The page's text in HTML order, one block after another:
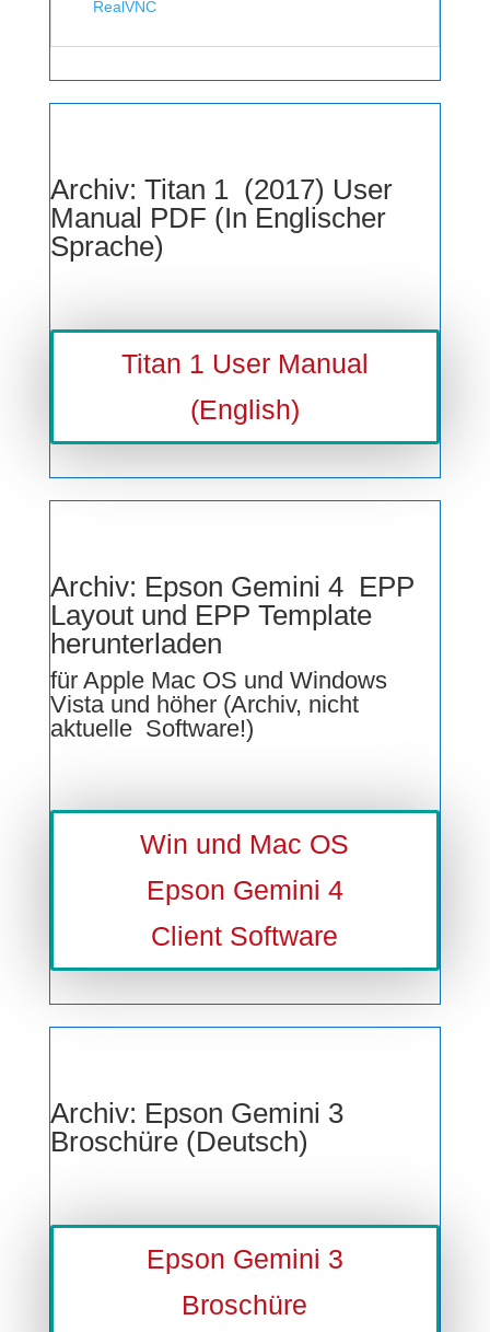
RealVNC
Archiv: Titan 1 (2017) User
Manual PDF (In Englischer
Sprache)
Titan 1 User Manual
(English)
Archiv: Epson Gemini 4 EPP
Layout und EPP Template
herunterladen
für Apple Mac OS und Windows
Vista und höher (Archiv, nicht
aktuelle Software!)
Win und Mac OS
Epson Gemini 4
Client Software
Archiv: Epson Gemini 3
Broschüre (Deutsch)
Epson Gemini 3
Broschüre